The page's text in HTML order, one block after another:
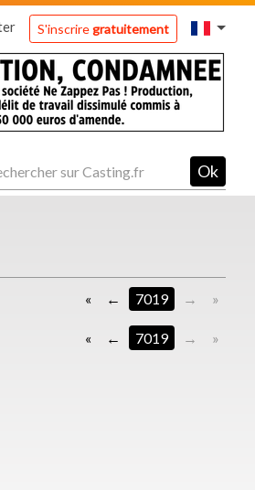
S'inscriregratuitement
Ok
« 7019 »
« 7019 »